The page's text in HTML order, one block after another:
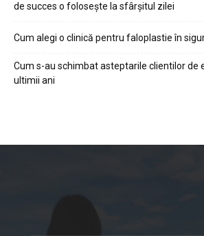
de succes o folosește la sfârșitul zilei
Cum alegi o clinică pentru faloplastie în
Cum s-au schimbat asteptarile clientilor de
ultimii ani